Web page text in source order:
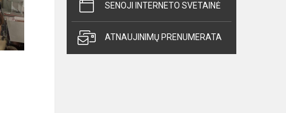
SENOJI INTERNETO SVETAINĖ
ATNAUJINIMŲ PRENUMERATA